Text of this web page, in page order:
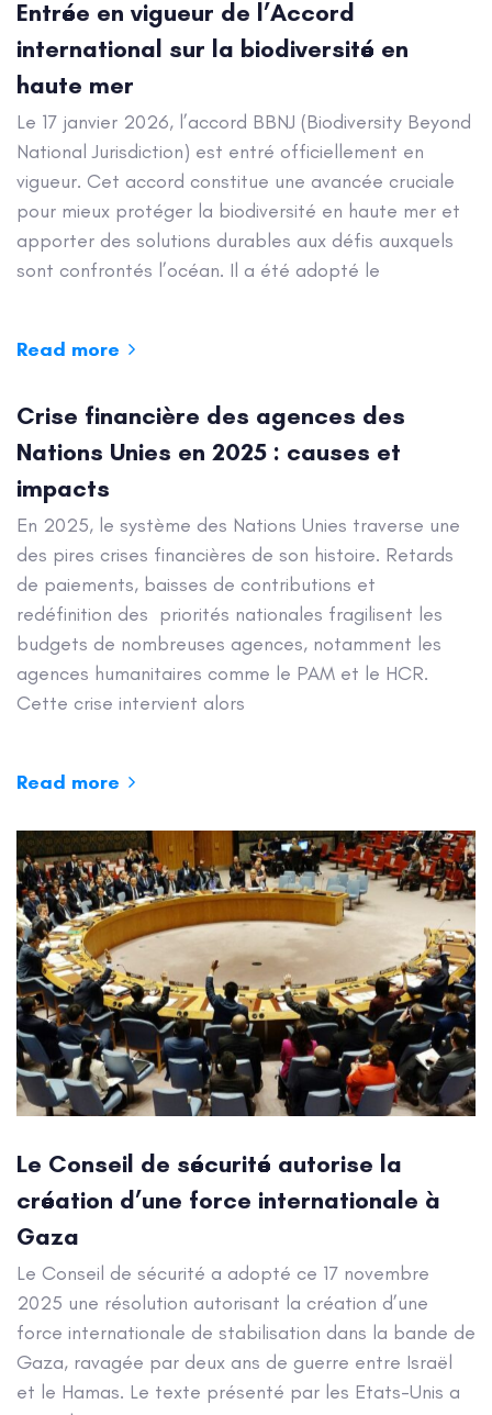
Entrée en vigueur de l’Accord
international sur la biodiversité en
haute mer
Le 17 janvier 2026, l’accord BBNJ (Biodiversity Beyond
National Jurisdiction) est entré officiellement en
vigueur. Cet accord constitue une avancée cruciale
pour mieux protéger la biodiversité en haute mer et
apporter des solutions durables aux défis auxquels
sont confrontés l’océan. Il a été adopté le
Read more
Crise financière des agences des
Nations Unies en 2025 : causes et
impacts
En 2025, le système des Nations Unies traverse une
des pires crises financières de son histoire. Retards
de paiements, baisses de contributions et
redéfinition des priorités nationales fragilisent les
budgets de nombreuses agences, notamment les
agences humanitaires comme le PAM et le HCR.
Cette crise intervient alors
Read more
Le Conseil de sécurité autorise la
création d’une force internationale à
Gaza
Le Conseil de sécurité a adopté ce 17 novembre
2025 une résolution autorisant la création d’une
force internationale de stabilisation dans la bande de
Gaza, ravagée par deux ans de guerre entre Israël
et le Hamas. Le texte présenté par les Etats-Unis a